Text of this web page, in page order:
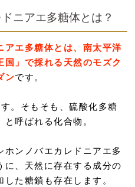
ニアエ多糖体とは？
アエ多糖体とは、南太平洋
国」で採れる天然のモズク
ンです。
。そもそも、硫酸化多糖
呼ばれる化合物。
ホンノバエカレドニアエ多
に、天然に存在する成分の
た糖鎖も存在します。